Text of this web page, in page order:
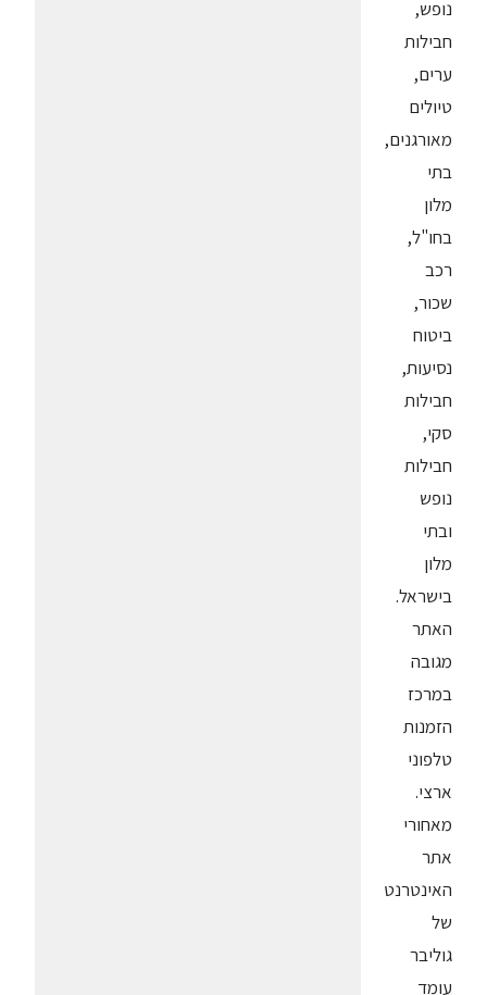
נופש,
חבילות
ערים,
טיולים
מאורגנים,
בתי
מלון
בחו"ל,
רכב
שכור,
ביטוח
נסיעות,
חבילות
סקי,
חבילות
נופש
ובתי
מלון
בישראל.
האתר
מגובה
במרכז
הזמנות
טלפוני
ארצי.
מאחורי
אתר
האינטרנט
של
גוליבר
עומד